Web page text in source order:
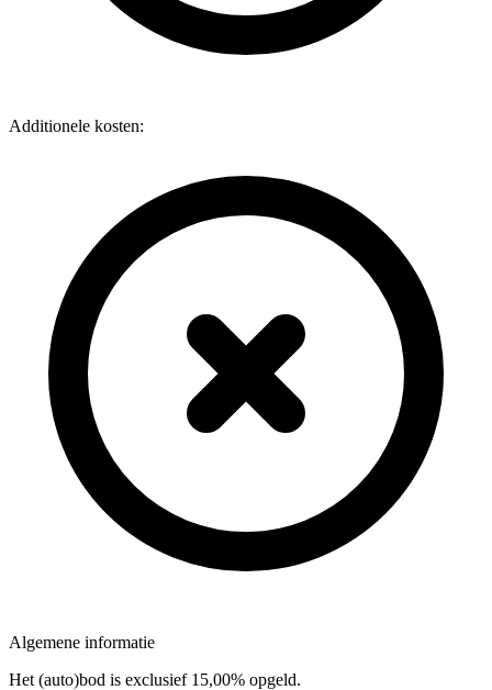
Additionele kosten:
Algemene informatie
Het (auto)bod is exclusief 15,00% opgeld.